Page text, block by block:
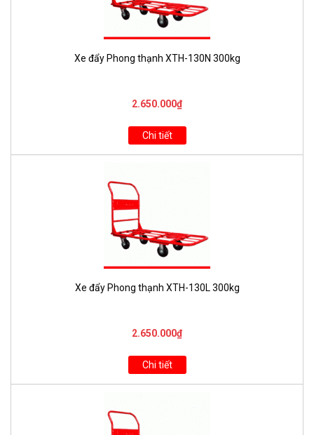
Xe đẩy Phong thạnh XTH-130N 300kg
2.650.000₫
Chi tiết
Xe đẩy Phong thạnh XTH-130L 300kg
2.650.000₫
Chi tiết